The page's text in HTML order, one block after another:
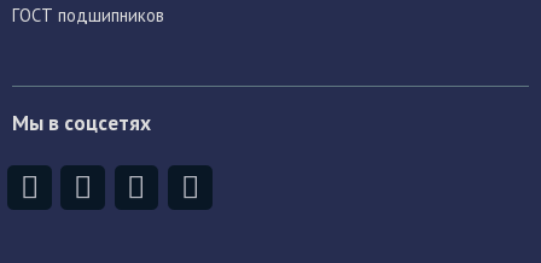
ГОСТ подшипников
Мы в соцсетях